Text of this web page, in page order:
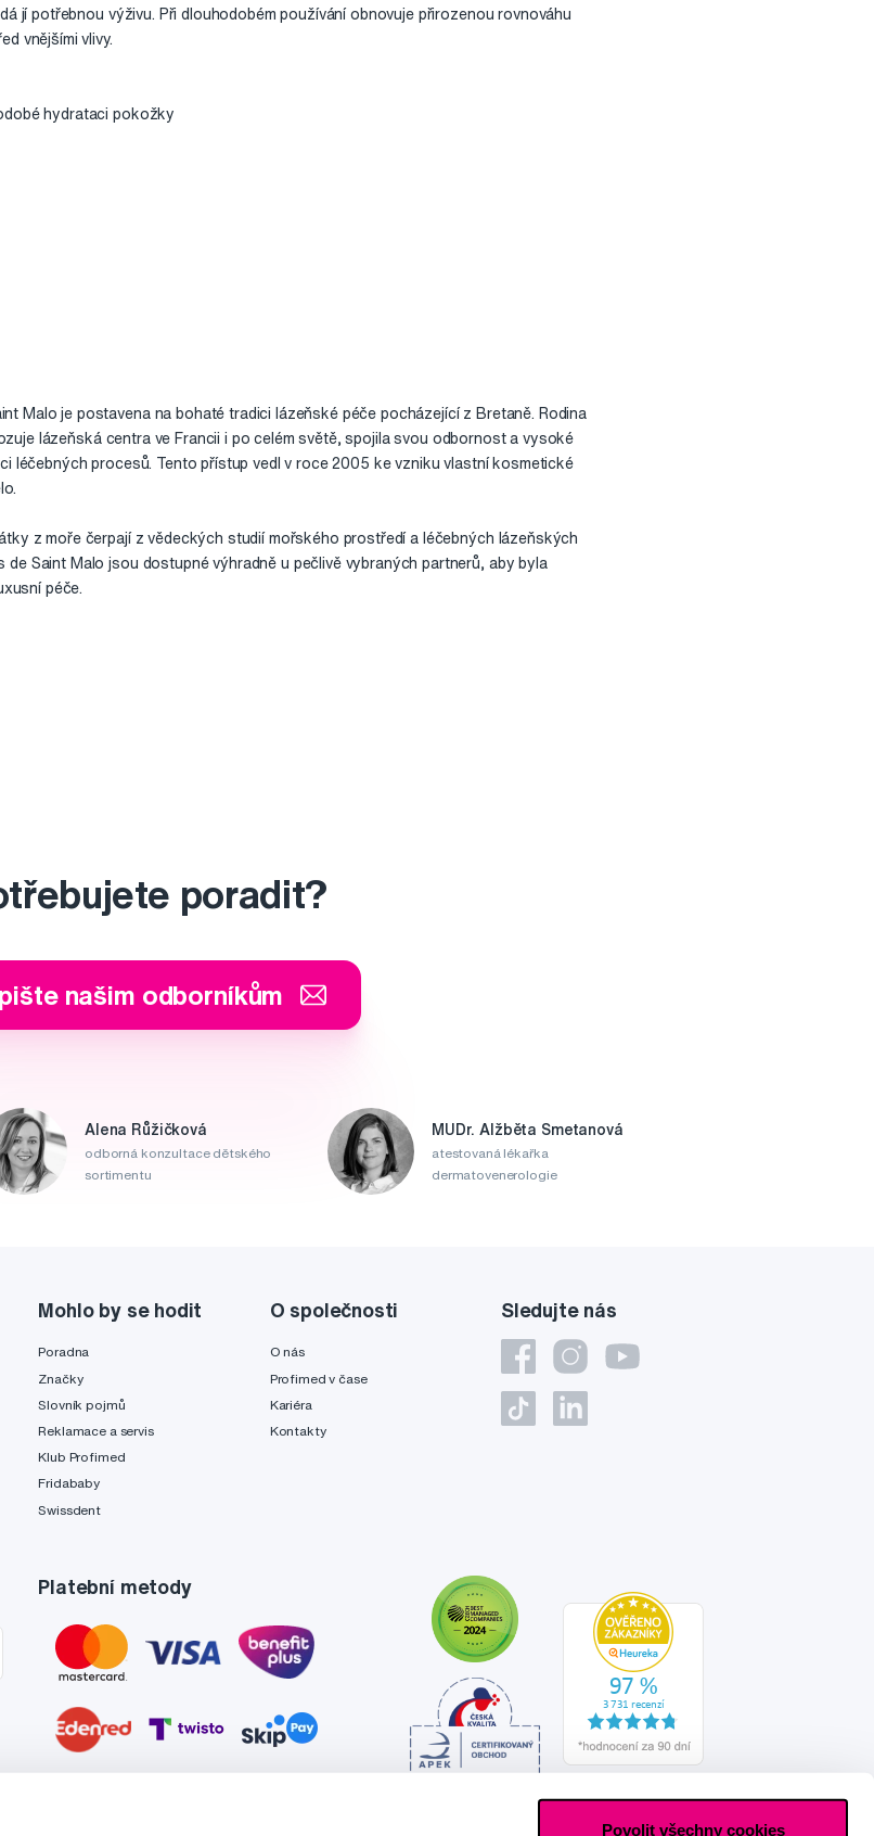
Povolit všechny cookies
jí potřebnou výživu. Při dlouhodobém používání obnovuje přirozenou rovnováhu
vnějšími vlivy.
hydrataci pokožky
Malo je postavena na bohaté tradici lázeňské péče pocházející z Bretaně. Rodina
lázeňská centra ve Francii i po celém světě, spojila svou odbornost a vysoké
léčebných procesů. Tento přístup vedl v roce 2005 ke vzniku vlastní kosmetické
z moře čerpají z vědeckých studií mořského prostředí a léčebných lázeňských
Saint Malo jsou dostupné výhradně u pečlivě vybraných partnerů, aby byla
péče.
poradit?
našim odborníkům
Alena Růžičková
odborná konzultace dětského
sortimentu
MUDr. Alžběta Smetanová
atestovaná lékařka
dermatovenerologie
Sledujte nás
Mohlo by se hodit
Poradna
Značky
Slovník pojmů
Reklamace a servis
Klub Profimed
Fridababy
Swissdent
O společnosti
O nás
Profimed v čase
Kariéra
Kontakty
Platební metody